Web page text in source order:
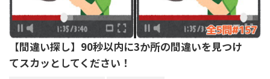
【間違い探し】90秒以内に3か所の間違いを見つけ
てスカッとしてください！